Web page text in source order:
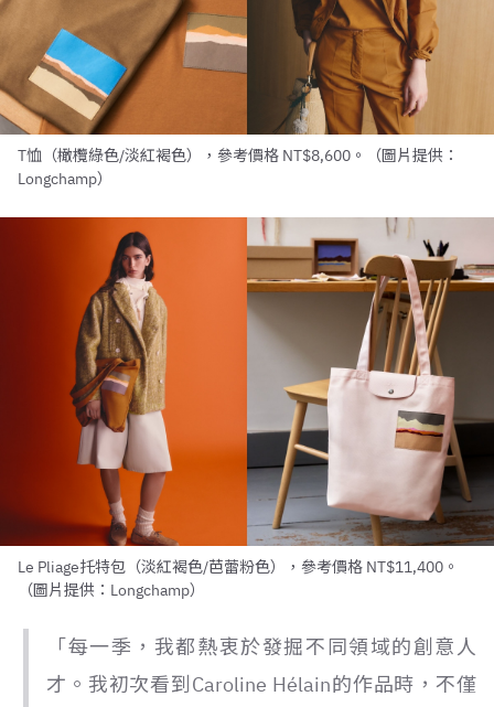
T恤（橄欖綠色/淡紅褐色），參考價格 NT$8,600。（圖片提供：
Longchamp）
Le Pliage托特包（淡紅褐色/芭蕾粉色），參考價格 NT$11,400。
（圖片提供：Longchamp）
「每一季，我都熱衷於發掘不同領域的創意人
才。我初次看到Caroline Hélain的作品時，不僅